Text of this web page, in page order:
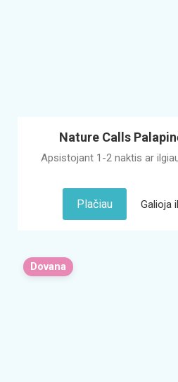
Nature Calls
Apsistojant 1-2 naktis ar
Plačiau Galioja
Dovana